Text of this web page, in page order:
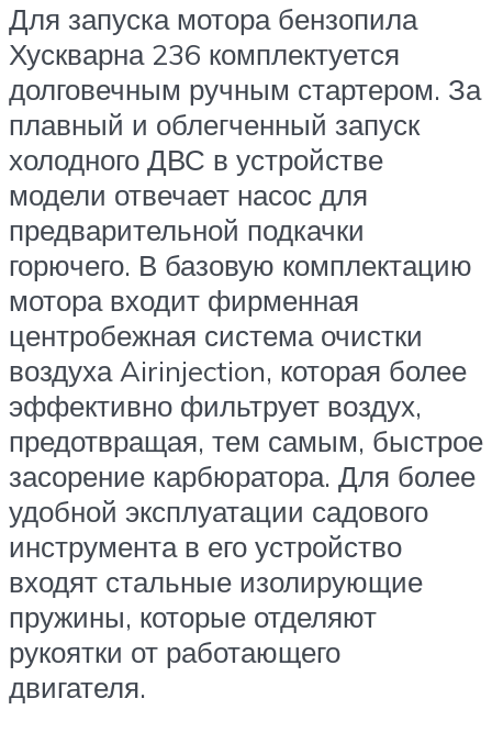
Для запуска мотора бензопила
Хускварна 236 комплектуется
долговечным ручным стартером. За
плавный и облегченный запуск
холодного ДВС в устройстве
модели отвечает насос для
предварительной подкачки
горючего. В базовую комплектацию
мотора входит фирменная
центробежная система очистки
воздуха Airinjection, которая более
эффективно фильтрует воздух,
предотвращая, тем самым, быстрое
засорение карбюратора. Для более
удобной эксплуатации садового
инструмента в его устройство
входят стальные изолирующие
пружины, которые отделяют
рукоятки от работающего
двигателя.